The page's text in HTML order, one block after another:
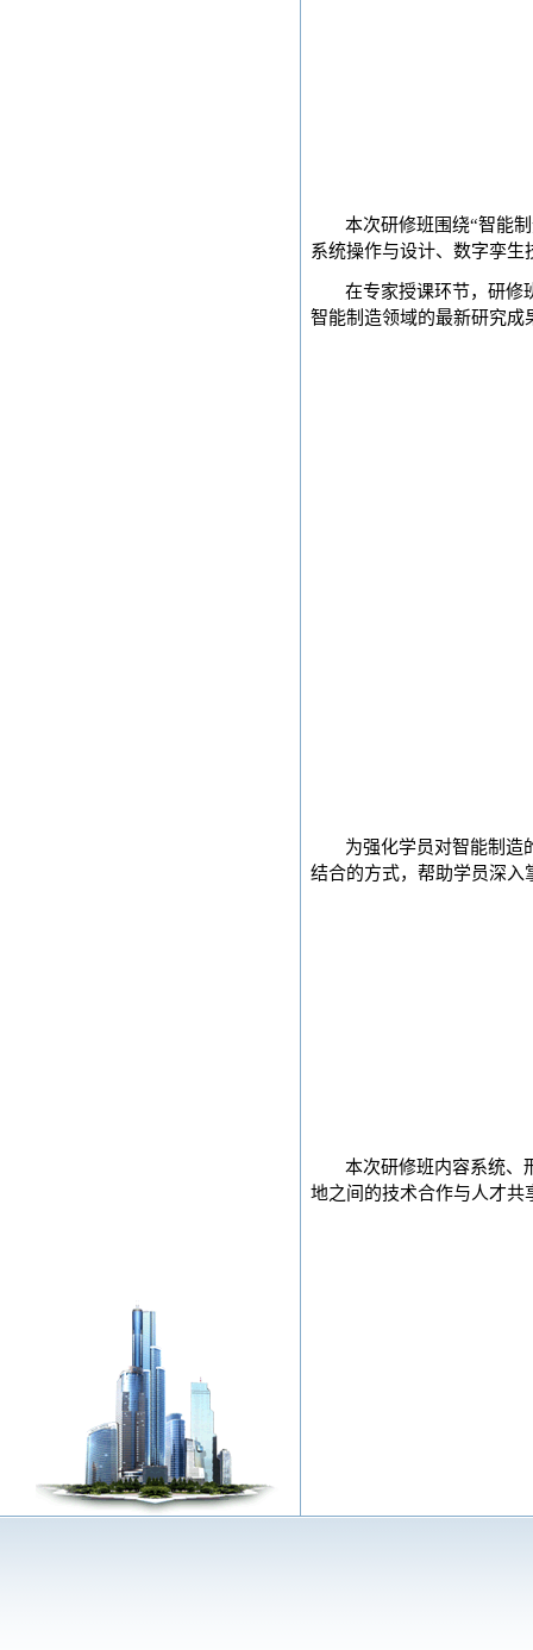
本次研修班围绕“智能
系统操作与设计、数字孪
在专家授课环节，研修
智能制造领域的最新研究成
为强化学员对智能制造
结合的方式，帮助学员深入
本次研修班内容系统、
地之间的技术合作与人才共